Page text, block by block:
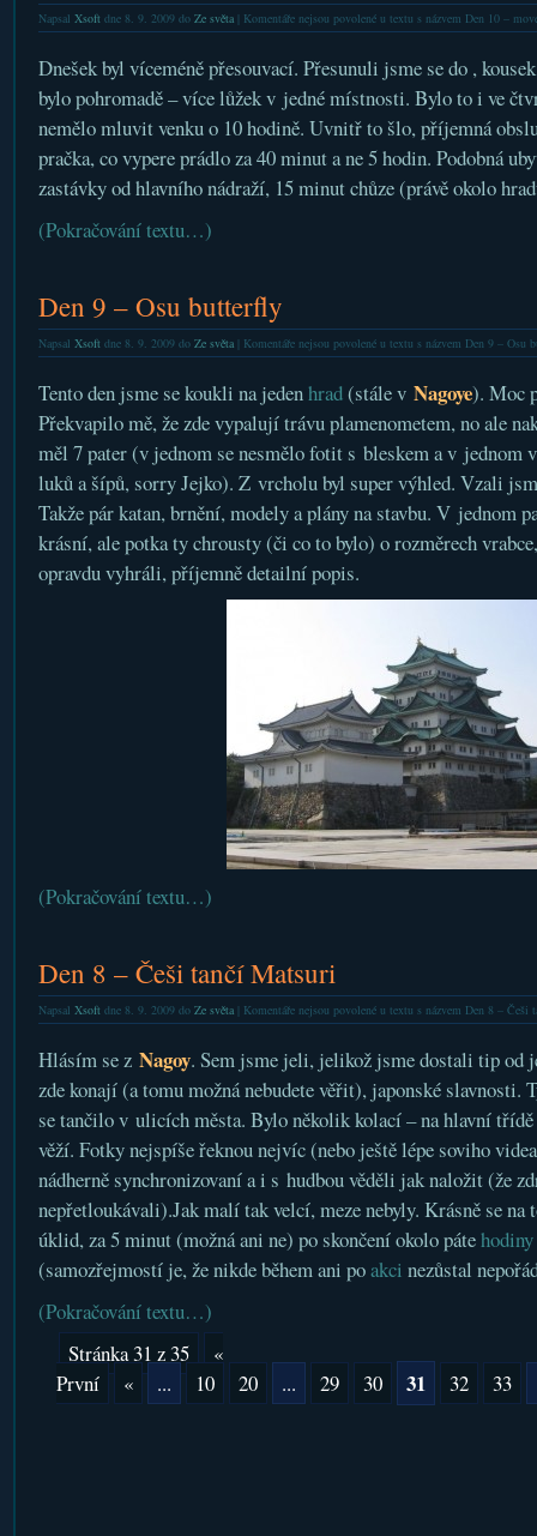
Napsal Xsoftdne 8. 9. 2009 do Ze světa| Komentáře nejsou povolenéu textu s názvem Den 10 –
Dnešek byl víceméně přesouvací. Přesunuli jsme se do ,
bylo pohromadě – více lůžek v jedné místnosti. Bylo to i ve
nemělo mluvit venku o 10 hodině. Uvnitř to šlo, příjemná
pračka, co vypere prádlo za 40 minut a ne 5 hodin. Podobná
zastávky od hlavního nádraží, 15 minut chůze (právě okolo
(Pokračování textu…)
Den 9 – Osu butterfly
Napsal Xsoftdne 8. 9. 2009 do Ze světa| Komentáře nejsou povolenéu textu s názvem Den 9 – Osu
Tento den jsme se koukli na jedenhrad(stále v Nagoye). Moc
Překvapilo mě, že zde vypalují trávu plamenometem, no ale
měl 7 pater (v jednom se nesmělo fotit s bleskem a v jednom
luků a šípů, sorry Jejko). Z vrcholu byl super výhled. Vzali
Takže pár katan, brnění, modely a plány na stavbu. V jednom
krásní, ale potka ty chrousty (či co to bylo) o rozměrech
opravdu vyhráli, příjemně detailní popis.
(Pokračování textu…)
Den 8 – Češi tančí Matsuri
Napsal Xsoftdne 8. 9. 2009 do Ze světa| Komentáře nejsou povolenéu textu s názvem Den 8 – Češi
Hlásím se z Nagoy. Sem jsme jeli, jelikož jsme dostali tip od
zde konají (a tomu možná nebudete věřit), japonské slavnosti.
se tančilo v ulicích města. Bylo několik kolací – na hlavní
věží. Fotky nejspíše řeknou nejvíc (nebo ještě lépe soviho
nádherně synchronizovaní a i s hudbou věděli jak naložit (že
nepřetloukávali).Jak malí tak velcí, meze nebyly. Krásně se na
úklid, za 5 minut (možná ani ne) po skončení okolo pátehodiny
(samozřejmostí je, že nikde během ani poakci nezůstal
(Pokračování textu…)
Stránka 31 z 35
«
První
« ... 10 20 ... 29 30 31 32 33